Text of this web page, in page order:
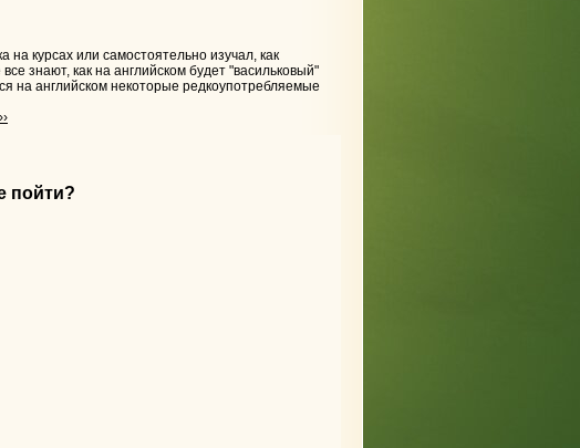
на курсах или самостоятельно изучал, как
знают, как на английском будет "васильковый"
на английском некоторые редкоупотребляемые
››
пойти?